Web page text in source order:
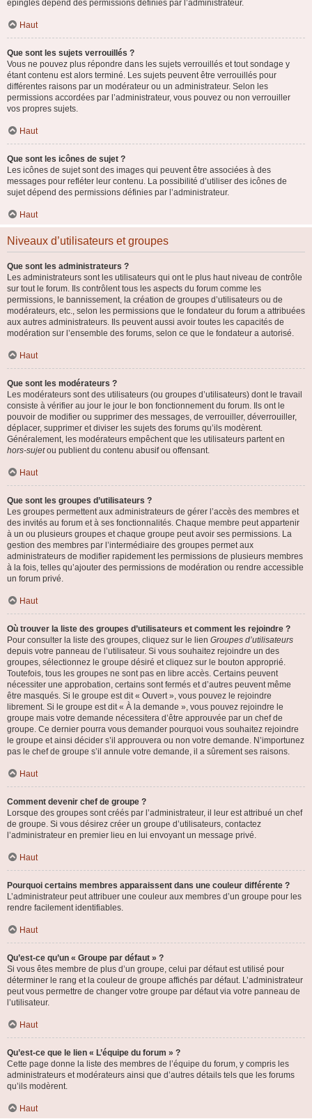
épinglés dépend des permissions définies par l’administrateur.
Haut
Que sont les sujets verrouillés ?
Vous ne pouvez plus répondre dans les sujets verrouillés et tout sondage y
étant contenu est alors terminé. Les sujets peuvent être verrouillés pour
différentes raisons par un modérateur ou un administrateur. Selon les
permissions accordées par l’administrateur, vous pouvez ou non verrouiller
vos propres sujets.
Haut
Que sont les icônes de sujet ?
Les icônes de sujet sont des images qui peuvent être associées à des
messages pour refléter leur contenu. La possibilité d’utiliser des icônes de
sujet dépend des permissions définies par l’administrateur.
Haut
Niveaux d’utilisateurs et groupes
Que sont les administrateurs ?
Les administrateurs sont les utilisateurs qui ont le plus haut niveau de contrôle
sur tout le forum. Ils contrôlent tous les aspects du forum comme les
permissions, le bannissement, la création de groupes d’utilisateurs ou de
modérateurs, etc., selon les permissions que le fondateur du forum a attribuées
aux autres administrateurs. Ils peuvent aussi avoir toutes les capacités de
modération sur l’ensemble des forums, selon ce que le fondateur a autorisé.
Haut
Que sont les modérateurs ?
Les modérateurs sont des utilisateurs (ou groupes d’utilisateurs) dont le travail
consiste à vérifier au jour le jour le bon fonctionnement du forum. Ils ont le
pouvoir de modifier ou supprimer des messages, de verrouiller, déverrouiller,
déplacer, supprimer et diviser les sujets des forums qu’ils modèrent.
Généralement, les modérateurs empêchent que les utilisateurs partent en
hors-sujetou publient du contenu abusif ou offensant.
Haut
Que sont les groupes d’utilisateurs ?
Les groupes permettent aux administrateurs de gérer l’accès des membres et
des invités au forum et à ses fonctionnalités. Chaque membre peut appartenir
à un ou plusieurs groupes et chaque groupe peut avoir ses permissions. La
gestion des membres par l’intermédiaire des groupes permet aux
administrateurs de modifier rapidement les permissions de plusieurs membres
à la fois, telles qu’ajouter des permissions de modération ou rendre accessible
un forum privé.
Haut
Où trouver la liste des groupes d’utilisateurs et comment les rejoindre ?
Pour consulter la liste des groupes, cliquez sur le lien Groupes d’utilisateurs
depuis votre panneau de l’utilisateur. Si vous souhaitez rejoindre un des
groupes, sélectionnez le groupe désiré et cliquez sur le bouton approprié.
Toutefois, tous les groupes ne sont pas en libre accès. Certains peuvent
nécessiter une approbation, certains sont fermés et d’autres peuvent même
être masqués. Si le groupe est dit « Ouvert », vous pouvez le rejoindre
librement. Si le groupe est dit « À la demande », vous pouvez rejoindre le
groupe mais votre demande nécessitera d’être approuvée par un chef de
groupe. Ce dernier pourra vous demander pourquoi vous souhaitez rejoindre
le groupe et ainsi décider s’il approuvera ou non votre demande. N’importunez
pas le chef de groupe s’il annule votre demande, il a sûrement ses raisons.
Haut
Comment devenir chef de groupe ?
Lorsque des groupes sont créés par l’administrateur, il leur est attribué un chef
de groupe. Si vous désirez créer un groupe d’utilisateurs, contactez
l’administrateur en premier lieu en lui envoyant un message privé.
Haut
Pourquoi certains membres apparaissent dans une couleur différente ?
L’administrateur peut attribuer une couleur aux membres d’un groupe pour les
rendre facilement identifiables.
Haut
Qu’est-ce qu’un « Groupe par défaut » ?
Si vous êtes membre de plus d’un groupe, celui par défaut est utilisé pour
déterminer le rang et la couleur de groupe affichés par défaut. L’administrateur
peut vous permettre de changer votre groupe par défaut via votre panneau de
l’utilisateur.
Haut
Qu’est-ce que le lien « L’équipe du forum » ?
Cette page donne la liste des membres de l’équipe du forum, y compris les
administrateurs et modérateurs ainsi que d’autres détails tels que les forums
qu’ils modèrent.
Haut